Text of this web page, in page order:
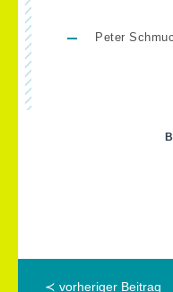
Peter
≺ vorheriger Beitrag